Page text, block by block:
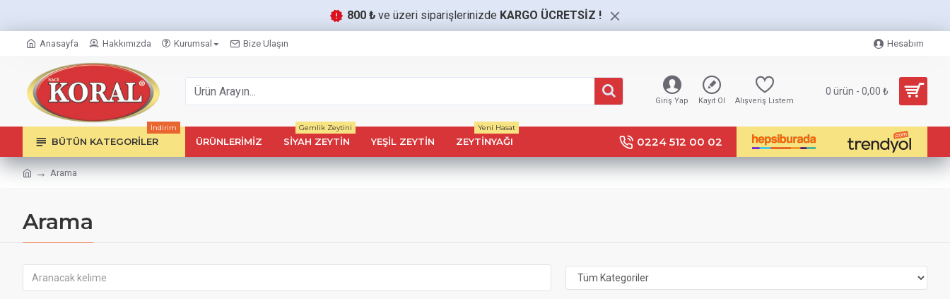
800 ₺ve üzeri siparişlerinizde KARGO ÜCRETSİZ !
Anasayfa Hakkımızda Kurumsal Bize Ulaşın Hesabım
Giriş Yap Kayıt Ol Alışveriş Listem
0 ürün - 0,00 ₺
BÜTÜN KATEGORILER
İndirim
ÜRÜNLERIMIZ SIYAH ZEYTIN
Gemlik Zeytini
YEŞIL ZEYTIN ZEYTINYAĞI
Yeni Hasat
0224 512 00 02
Arama
Arama